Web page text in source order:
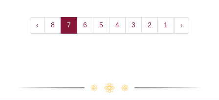
‹
1
2
3
4
5
6
7
8
›